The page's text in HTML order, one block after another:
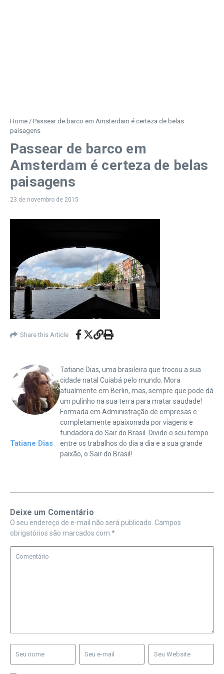
Home / Passear de barco em Amsterdam é certeza de belas
paisagens
Passear de barco em
Amsterdam é certeza de belas
paisagens
23 de novembro de 2015
Share this Article
Tatiane Dias
Tatiane Dias, uma brasileira que trocou a sua
cidade natal Cuiabá pelo mundo. Mora
atualmente em Berlin, mas, sempre que pode dá
um pulinho na sua terra para matar saudade!
Formada em Administração de empresas e
completamente apaixonada por viagens e
fundadora do Sair do Brasil. Divide o seu tempo
entre os trabalhos do dia a dia e a sua grande
paixão, o Sair do Brasil!
Deixe um Comentário
O seu endereço de e-mail não será publicado. Campos
obrigatórios são marcados com *